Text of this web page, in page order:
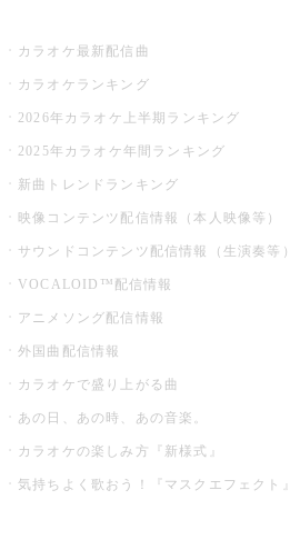
カラオケ最新配信曲
カラオケランキング
2026年カラオケ上半期ランキング
2025年カラオケ年間ランキング
新曲トレンドランキング
映像コンテンツ配信情報（本人映像等）
サウンドコンテンツ配信情報（生演奏等）
VOCALOID™配信情報
アニメソング配信情報
外国曲配信情報
カラオケで盛り上がる曲
あの日、あの時、あの音楽。
カラオケの楽しみ方『新様式』
気持ちよく歌おう！『マスクエフェクト』